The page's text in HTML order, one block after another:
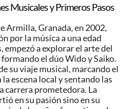
Musicales y Primeros Pasos
Armilla, Granada, en 2002,
por la música a una edad
empezó a explorar el arte del
el dúo Wido y Saiko.
su viaje musical, marcando el
escena local y sentando las
carrera prometedora. La
en su pasión sino en su